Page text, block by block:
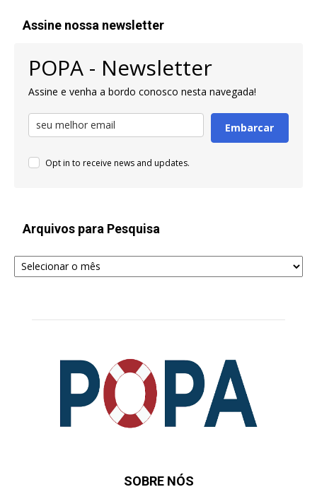
Assine nossa newsletter
POPA - Newsletter
Assine e venha a bordo conosco nesta navegada!
Embarcar
Opt in to receive news and updates.
Arquivos para Pesquisa
Arquivos
para
SOBRE NÓS